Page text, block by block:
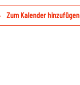
Zum Kalender hinzufügen